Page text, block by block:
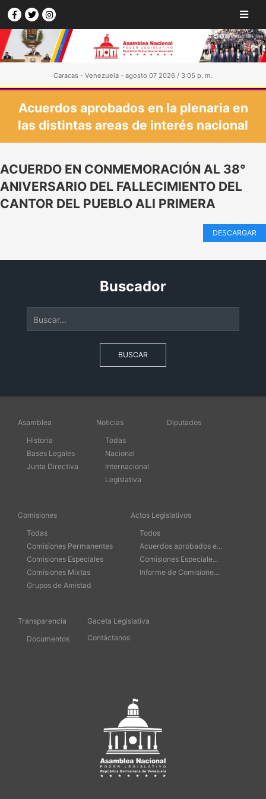
Caracas - Venezuela - agosto 07 2026 / 3:05 p. m.
Acuerdos aprobados en la plenaria en
las distintas areas de interés nacional
ACUERDO EN CONMEMORACIÓN AL 38°
ANIVERSARIO DEL FALLECIMIENTO DEL
CANTOR DEL PUEBLO ALI PRIMERA
DESCARGAR
Buscador
BUSCAR
Asamblea
Historia
Bases Legales
Junta Directiva
Noticias
Todas
Nacional
Internacional
Legislativa
Diputados
Comisiones
Todas
Comisiones Permanentes
Comisiones Especiales
Comisiones Mixtas
Grupos de Amistad
Actos Legislativos
Todos
Acuerdos aprobados e...
Comisiones Especiale...
Informe de Comisione...
Transparencia
Documentos
Gaceta Legislativa
Contáctanos